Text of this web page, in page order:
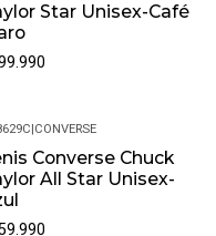
siempre y cuando el
condiciones y con
una política de
que estés
a elegirnos.
Para mantener tu
Star Unisex-Café
CONVERSE
Converse Chuck
All Star Unisex-